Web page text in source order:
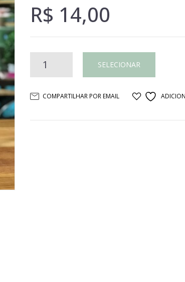
R$ 14,00
Castiçal SELECIONAR
COMPARTILHAR POR EMAIL